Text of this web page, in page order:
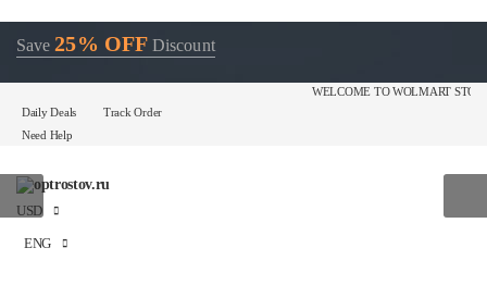
Save25% OFFDiscount
WELCOME TO WOLMART STORE
Daily Deals
Track Order
Need Help
USD
ENG